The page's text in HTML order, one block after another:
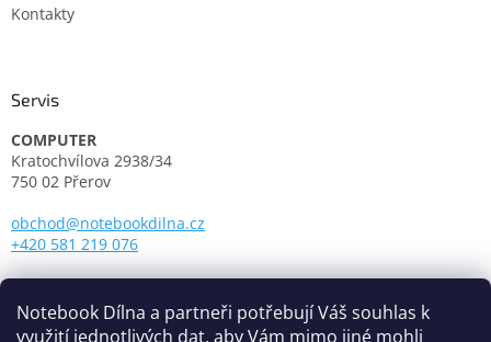
Notebook Dílna a partneři potřebují Váš souhlas k
využití jednotlivých dat, aby Vám mimo jiné mohli
Kontakty
Servis
COMPUTER
Kratochvílova 2938/34
750 02 Přerov
obchod@notebookdilna.cz
+420 581 219 076
Otevírací doba:
Pondělí - Pátek: 9.00 - 17.00